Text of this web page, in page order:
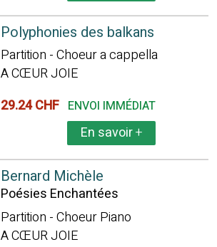
Polyphonies des balkans
Partition - Choeur a cappella
A CŒUR JOIE
29.24 CHF ENVOI IMMÉDIAT
En savoir+
Bernard Michèle
Poésies Enchantées
Partition - Choeur Piano
A CŒUR JOIE